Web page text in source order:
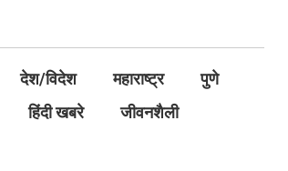
देश/विदेश महाराष्ट्र
पुणे
हिंदी खबरे जीवनशैली